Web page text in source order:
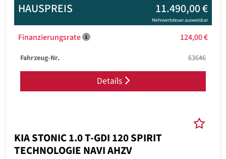
HAUSPREIS 11.490,00 €
Mehrwertsteuer ausweisbar
Finanzierungsrate 124,00 €
Fahrzeug-Nr. 63646
Details
KIA STONIC 1.0 T-GDI 120 SPIRIT
TECHNOLOGIE NAVI AHZV